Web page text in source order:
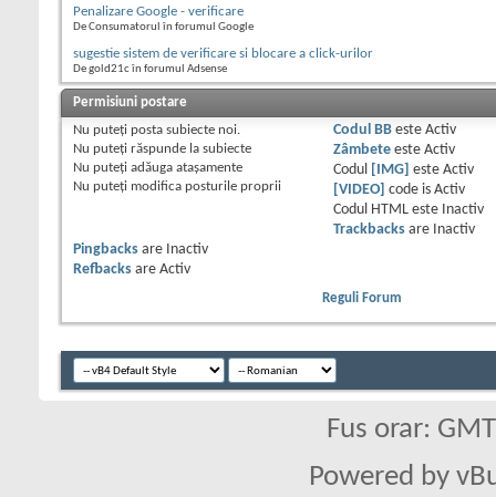
Penalizare Google - verificare
De Consumatorul în forumul Google
sugestie sistem de verificare si blocare a click-urilor
De gold21c în forumul Adsense
Permisiuni postare
Nu puteţi posta subiecte noi.
Nu puteţi răspunde la subiecte
Nu puteţi adăuga ataşamente
Nu puteţi modifica posturile proprii
Codul BBeste Activ
Zâmbeteeste Activ
Codul
[IMG] este Activ
[VIDEO] code is Activ
Codul HTML este
Inactiv
Trackbacksare
Inactiv
Pingbacks are
Inactiv
Refbacks are Activ
Reguli Forum
Fus orar:
Powered by